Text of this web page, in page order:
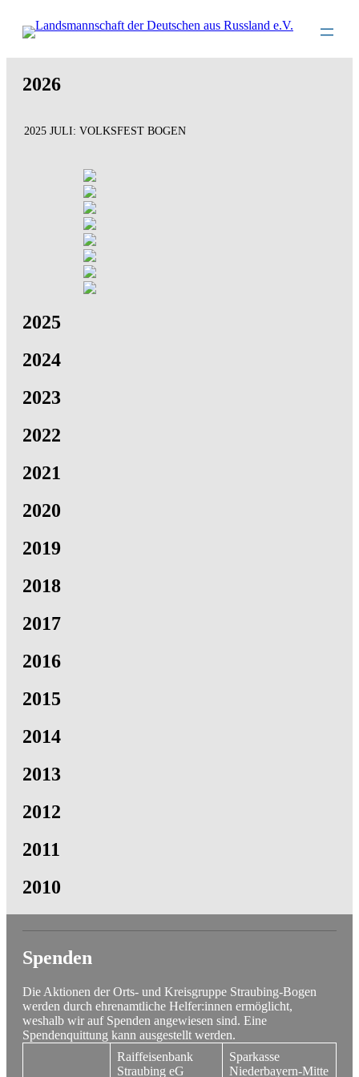
zum
Inhalt
wechseln
2026
2025 JULI: VOLKSFEST BOGEN
2025
2024
2023
2022
2021
2020
2019
2018
2017
2016
2015
2014
2013
2012
2011
2010
Spenden
Die Aktionen der Orts- und Kreisgruppe Straubing-Bogen
werden durch ehrenamtliche Helfer:innen ermöglicht,
weshalb wir auf Spenden angewiesen sind. Eine
Spendenquittung kann ausgestellt werden.
Raiffeisenbank
Straubing eG
Sparkasse
Niederbayern-Mitte